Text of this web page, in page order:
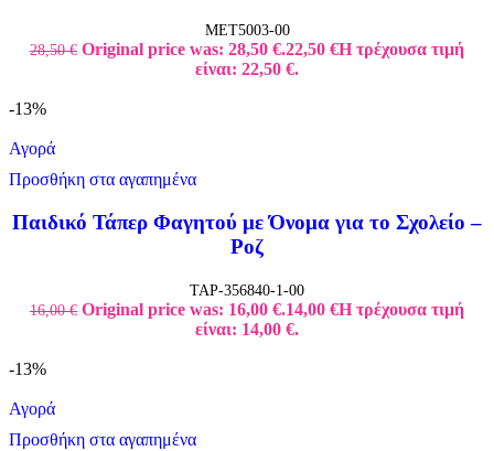
MET5003-00
28,50€ Original price was: 28,50 €.22,50 €Η τρέχουσα τιμή
είναι: 22,50 €.
-13%
Αγορά
Προσθήκη στα αγαπημένα
Παιδικό Τάπερ Φαγητού με Όνομα για το Σχολείο –
Ροζ
TAP-356840-1-00
16,00€ Original price was: 16,00 €.14,00 €Η τρέχουσα τιμή
είναι: 14,00 €.
-13%
Αγορά
Προσθήκη στα αγαπημένα